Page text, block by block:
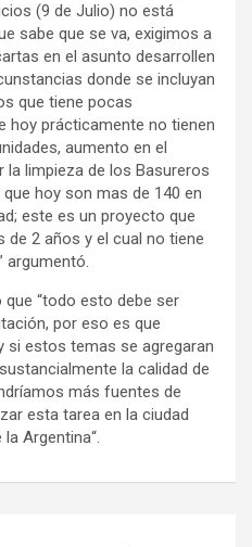
(9 de Julio) no está
sabe que se va, exigimos a
en el asunto desarrollen
donde se incluyan
que tiene pocas
hoy prácticamente no tienen
aumento en el
la limpieza de los Basureros
hoy son mas de 140 en
este es un proyecto que
2 años y el cual no tiene
argumentó.
que “todo esto debe ser
por eso es que
si estos temas se agregaran
la calidad de
más fuentes de
esta tarea en la ciudad
Argentina“.